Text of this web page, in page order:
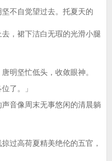
不自觉望过去。托夏天的
，裙下洁白无瑕的光滑小腿
坚忙低头，收敛眼神。
了。」
音像周末无事悠闲的清晨躺
高荷夏精美绝伦的五官，